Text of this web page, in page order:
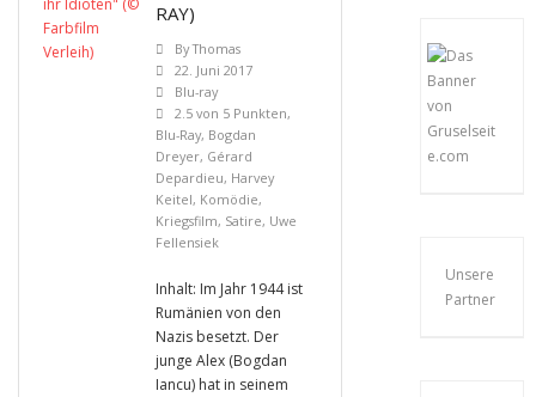
RAY)
ByThomas
22. Juni 2017
Blu-ray
2.5 von 5 Punkten,
Blu-Ray, Bogdan
Dreyer, Gérard
Depardieu, Harvey
Keitel, Komödie,
Kriegsfilm, Satire, Uwe
Fellensiek
Inhalt: Im Jahr 1944 ist
Rumänien von den
Nazis besetzt. Der
junge Alex (Bogdan
Iancu) hat in seinem
Unsere
Partner